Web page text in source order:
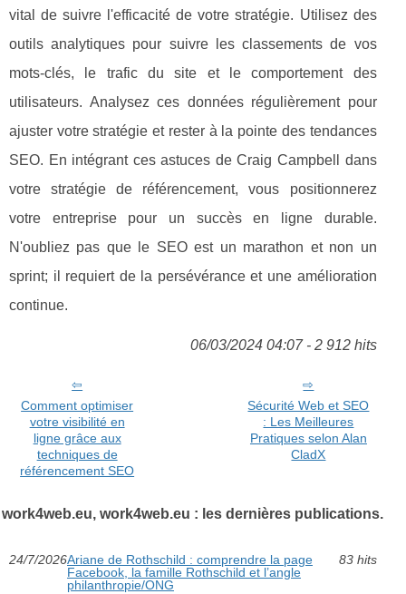
vital de suivre l'efficacité de votre stratégie. Utilisez des
outils analytiques pour suivre les classements de vos
mots-clés, le trafic du site et le comportement des
utilisateurs. Analysez ces données régulièrement pour
ajuster votre stratégie et rester à la pointe des tendances
SEO. En intégrant ces astuces de Craig Campbell dans
votre stratégie de référencement, vous positionnerez
votre entreprise pour un succès en ligne durable.
N'oubliez pas que le SEO est un marathon et non un
sprint; il requiert de la persévérance et une amélioration
continue.
06/03/2024 04:07 - 2 912 hits
Comment optimiser
votre visibilité en
ligne grâce aux
techniques de
référencement SEO
Sécurité Web et SEO
: Les Meilleures
Pratiques selon Alan
CladX
work4web.eu, work4web.eu : les dernières publications.
24/7/2026Ariane de Rothschild : comprendre la page
Facebook, la famille Rothschild et l’angle
philanthropie/ONG
83 hits